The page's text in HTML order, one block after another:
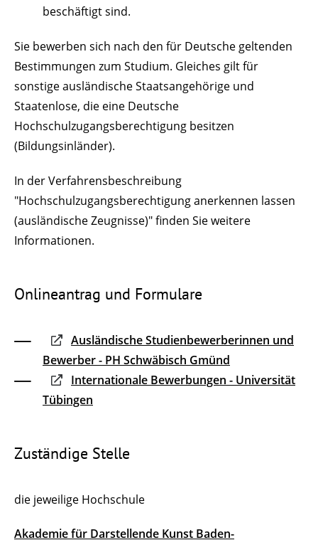
beschäftigt sind.
Sie bewerben sich nach den für Deutsche geltenden
Bestimmungen zum Studium. Gleiches gilt für
sonstige ausländische Staatsangehörige und
Staatenlose, die eine Deutsche
Hochschulzugangsberechtigung besitzen
(Bildungsinländer).
In der Verfahrensbeschreibung
"Hochschulzugangsberechtigung anerkennen lassen
(ausländische Zeugnisse)" finden Sie weitere
Informationen.
Onlineantrag und Formulare
Ausländische Studienbewerberinnen und
Bewerber - PH Schwäbisch Gmünd
Internationale Bewerbungen - Universität
Tübingen
Zuständige Stelle
die jeweilige Hochschule
Akademie für Darstellende Kunst Baden-